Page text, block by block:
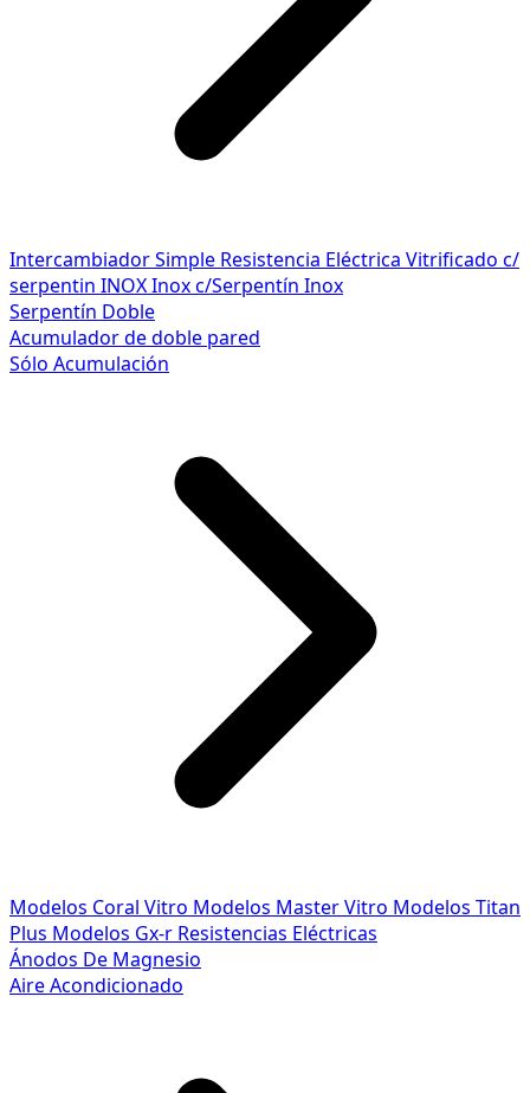
Intercambiador Simple Resistencia Eléctrica Vitrificado c/
serpentin INOXInox c/Serpentín Inox
Serpentín Doble
Acumulador de doble pared
Sólo Acumulación
Modelos Coral Vitro Modelos Master Vitro Modelos Titan
Plus Modelos Gx-r Resistencias Eléctricas
Ánodos De Magnesio
Aire Acondicionado